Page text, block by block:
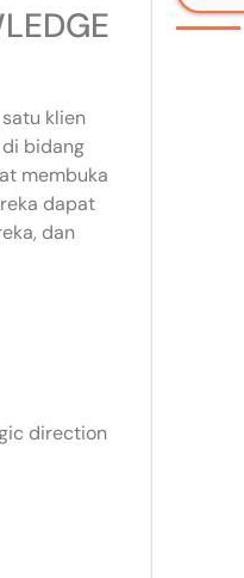
klien
bidang
membuka
dapat
dan
direction